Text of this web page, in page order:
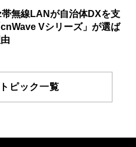
無線LANが自治体DXを支
Vシリーズ」が選ば
ピック一覧